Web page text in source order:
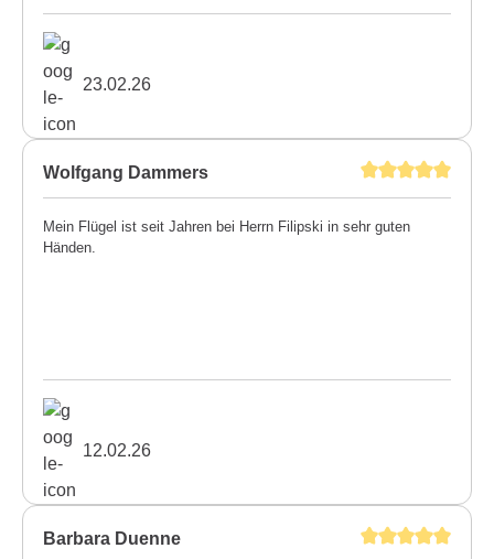
23.02.26
Wolfgang Dammers
Mein Flügel ist seit Jahren bei Herrn Filipski in sehr guten
Händen.
12.02.26
Barbara Duenne